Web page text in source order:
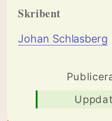
Skribent
Johan Schlasberg